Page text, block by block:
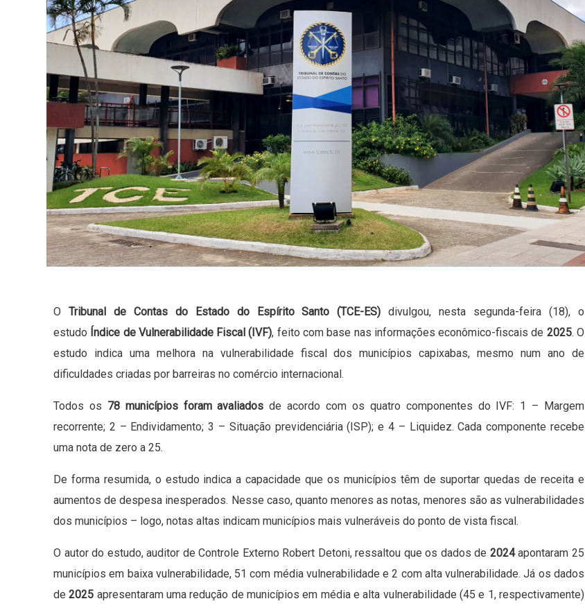
O Tribunal de Contas do Estado do Espírito Santo (TCE-ES) divulgou, nesta segunda-feira (18), o
estudo Índice de Vulnerabilidade Fiscal (IVF), feito com base nas informações econômico-fiscais de 2025. O
estudo indica uma melhora na vulnerabilidade fiscal dos municípios capixabas, mesmo num ano de
dificuldades criadas por barreiras no comércio internacional.
Todos os 78 municípios foram avaliados de acordo com os quatro componentes do IVF: 1 – Margem
recorrente; 2 – Endividamento; 3 – Situação previdenciária (ISP); e 4 – Liquidez. Cada componente recebe
uma nota de zero a 25.
De forma resumida, o estudo indica a capacidade que os municípios têm de suportar quedas de receita e
aumentos de despesa inesperados. Nesse caso, quanto menores as notas, menores são as vulnerabilidades
dos municípios – logo, notas altas indicam municípios mais vulneráveis do ponto de vista fiscal.
O autor do estudo, auditor de Controle Externo Robert Detoni, ressaltou que os dados de 2024apontaram 25
municípios em baixa vulnerabilidade, 51 com média vulnerabilidade e 2 com alta vulnerabilidade. Já os dados
de2025 apresentaram uma redução de municípios em média e alta vulnerabilidade (45 e 1, respectivamente)